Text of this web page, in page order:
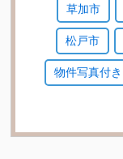
草加市
松戸市
物件写真付き